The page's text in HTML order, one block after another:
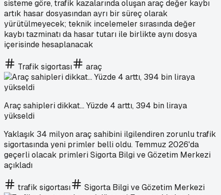
sisteme göre, trafik kazalarında oluşan araç değer kaybı
artık hasar dosyasından ayrı bir süreç olarak
yürütülmeyecek; teknik incelemeler sırasında değer
kaybı tazminatı da hasar tutarı ile birlikte aynı dosya
içerisinde hesaplanacak
Trafik sigortası araç
Araç sahipleri dikkat... Yüzde 4 arttı, 394 bin liraya
yükseldi
Yaklaşık 34 milyon araç sahibini ilgilendiren zorunlu trafik
sigortasında yeni primler belli oldu. Temmuz 2026'da
geçerli olacak primleri Sigorta Bilgi ve Gözetim Merkezi
açıkladı
trafik sigortası Sigorta Bilgi ve Gözetim Merkezi